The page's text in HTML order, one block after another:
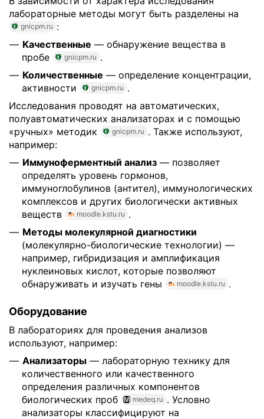
лабораторные методы могут быть разделены на
gnicpm.ru :
Качественные — обнаружение вещества в
пробе
gnicpm.ru .
Количественные — определение концентрации,
активности
gnicpm.ru .
Исследования проводят на автоматических,
полуавтоматических анализаторах и с помощью
«ручных» методик
gnicpm.ru . Также используют,
например:
Иммуноферментный анализ — позволяет
определять уровень гормонов,
иммуноглобулинов (антител), иммунологических
комплексов и других биологически активных
веществ
moodle.kstu.ru .
Методы молекулярной диагностики
(молекулярно-биологические технологии) —
например, гибридизация и амплификация
нуклеиновых кислот, которые позволяют
обнаруживать и изучать гены
moodle.kstu.ru .
Оборудование
В лабораториях для проведения анализов
используют, например:
Анализаторы — лабораторную технику для
количественного или качественного
определения различных компонентов
биологических проб
medeq.ru . Условно
анализаторы классифицируют на